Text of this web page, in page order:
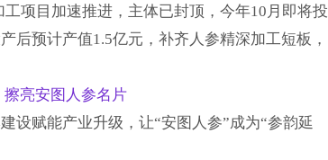
项目加速推进，主体已封顶，今年10月即将投
后预计产值1.5亿元，补齐人参精深加工短板，
亮安图人参名片
设赋能产业升级，让“安图人参”成为“参韵延